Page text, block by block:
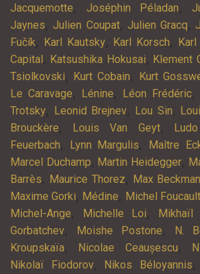
Jacquemotte, Joséphin Péladan,
Jaynes, Julien Coupat, Julien Gracq,
Fučík, Karl Kautsky, Karl Korsch,
Capital , Katsushika Hokusai, Klement
Tsiolkovski, Kurt Cobain, Kurt
Le Caravage, Lénine, Léon Frédéric,
Trotsky, Leonid Brejnev, Lou Sin,
Brouckère, Louis Van Geyt,
Feuerbach, Lynn Margulis, Maître
Marcel Duchamp, Martin Heidegger,
Barrès, Maurice Thorez, Max
Maxime Gorki, Médine, Michel Foucault
Michel-Ange, Michelle Loi, Mikhaïl
Gorbatchev, Moishe Postone, N.
Kroupskaïa, Nicolae Ceaușescu,
Nikolaï Fiodorov, Nikos Béloyannis,